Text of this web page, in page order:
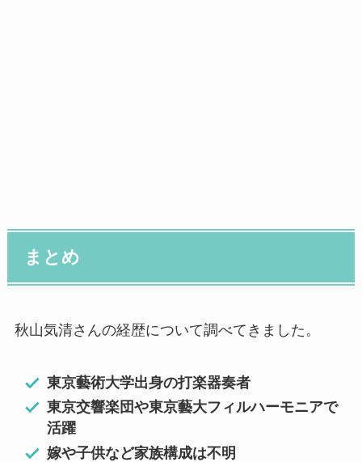
まとめ
秋山気清さんの経歴について調べてきました。
東京藝術大学出身の打楽器奏者
東京交響楽団や東京藝大フィルハーモニアで
活躍
嫁や子供など家族構成は不明